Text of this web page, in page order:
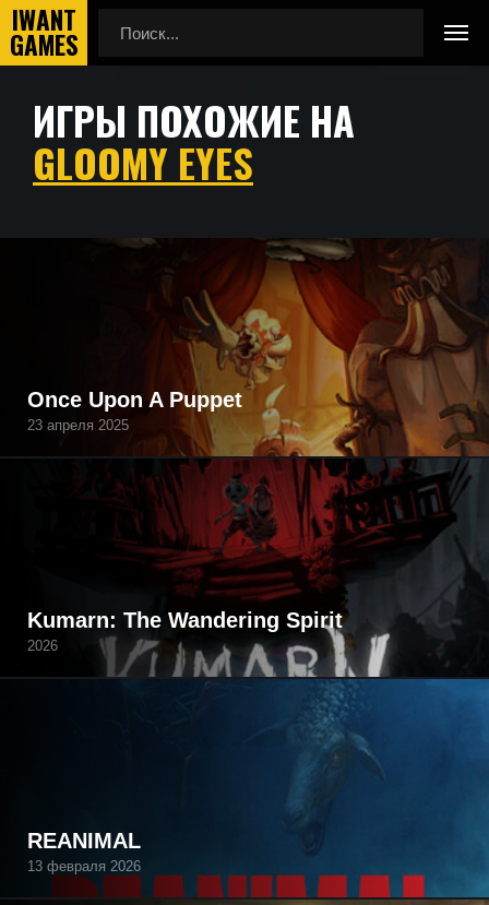
Главная
Игры похожие на Gloomy Eyes
ИГРЫ ПОХОЖИЕ НА
GLOOMY EYES
Подборка игр, похожих на Gloomy Eyes по геймплею,
Once Upon A Puppet
23 апреля 2025
Kumarn: The Wandering Spirit
2026
REANIMAL
13 февраля 2026